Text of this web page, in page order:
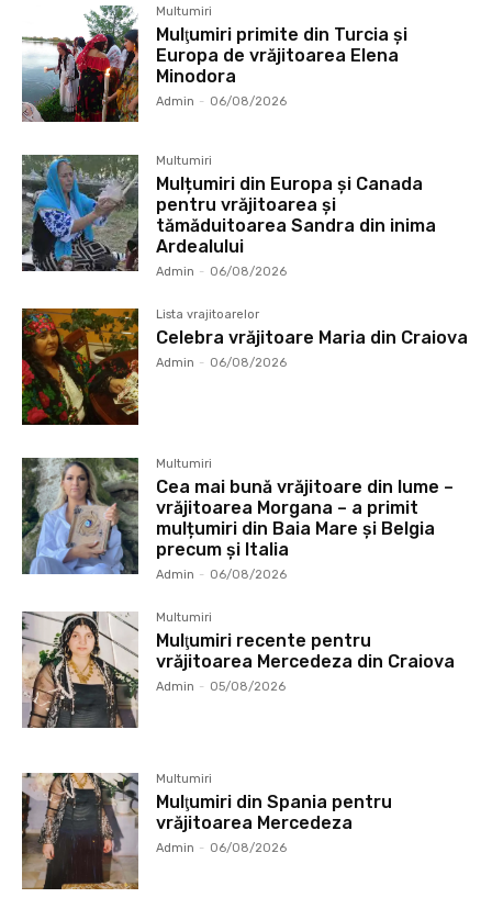
Multumiri
Mulţumiri primite din Turcia și
Europa de vrăjitoarea Elena
Minodora
Admin - 06/08/2026
Multumiri
Mulțumiri din Europa și Canada
pentru vrăjitoarea și
tămăduitoarea Sandra din inima
Ardealului
Admin - 06/08/2026
Lista vrajitoarelor
Celebra vrăjitoare Maria din Craiova
Admin - 06/08/2026
Multumiri
Cea mai bună vrăjitoare din lume –
vrăjitoarea Morgana – a primit
mulțumiri din Baia Mare și Belgia
precum și Italia
Admin - 06/08/2026
Multumiri
Mulţumiri recente pentru
vrăjitoarea Mercedeza din Craiova
Admin - 05/08/2026
Multumiri
Mulţumiri din Spania pentru
vrăjitoarea Mercedeza
Admin - 06/08/2026